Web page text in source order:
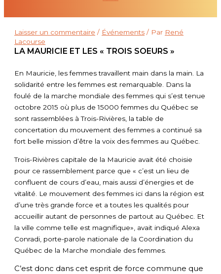
Laisser un commentaire / Événements / Par René
Lacourse
LA MAURICIE ET LES « TROIS SOEURS »
En Mauricie, les femmes travaillent main dans la main. La
solidarité entre les femmes est remarquable. Dans la
foulé de la marche mondiale des femmes qui s’est tenue
octobre 2015 où plus de 15000 femmes du Québec se
sont rassemblées à Trois-Rivières, la table de
concertation du mouvement des femmes a continué sa
fort belle mission d’être la voix des femmes au Québec.
Trois-Rivières capitale de la Mauricie avait été choisie
pour ce rassemblement parce que « c’est un lieu de
confluent de cours d’eau, mais aussi d’énergies et de
vitalité. Le mouvement des femmes ici dans la région est
d’une très grande force et a toutes les qualités pour
accueillir autant de personnes de partout au Québec. Et
la ville comme telle est magnifique», avait indiqué Alexa
Conradi, porte-parole nationale de la Coordination du
Québec de la Marche mondiale des femmes.
C’est donc dans cet esprit de force commune que